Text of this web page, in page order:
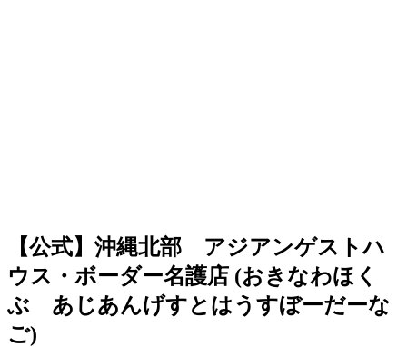
【公式】沖縄北部 アジアンゲストハ
ウス・ボーダー名護店 (おきなわほく
ぶ あじあんげすとはうすぼーだーな
ご)